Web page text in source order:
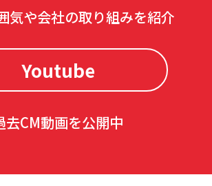
気や会社の取り組みを紹介
Youtube
去CM動画を公開中